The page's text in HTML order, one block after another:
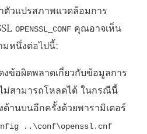
วแปรสภาพแวดล้อมการ
OPENSSL_CONF คุณอาจเห็น
หนึ่งต่อไปนี้:
ข้อผิดพลาดเกี่ยวกับข้อมูลการ
ม่สามารถโหลดได้ ในกรณีนี้
านบนอีกครั้งด้วยพารามิเตอร์
..\conf\openssl.cnf